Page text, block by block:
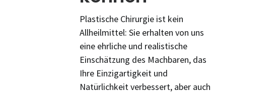
Plastische Chirurgie ist kein
Allheilmittel: Sie erhalten von uns
eine ehrliche und realistische
Einschätzung des Machbaren, das
Ihre Einzigartigkeit und
Natürlichkeit verbessert, aber auch